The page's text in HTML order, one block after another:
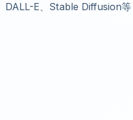
DALL-E、Stable Diffusion等